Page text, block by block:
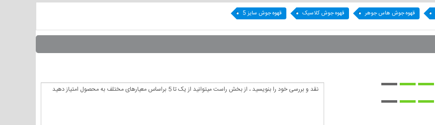
قهوه جوش هاس جوهر قهوه جوش کلاسیک قهوه جوش سایز 5